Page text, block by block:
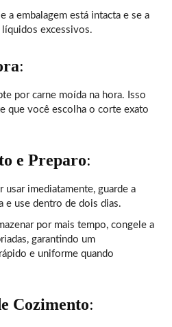
a embalagem está intacta e se a
excessivos.
:
por carne moída na hora. Isso
que você escolha o corte exato
e Preparo:
usar imediatamente, guarde a
e use dentro de dois dias.
por mais tempo, congele a
garantindo um
e uniforme quando
Cozimento: